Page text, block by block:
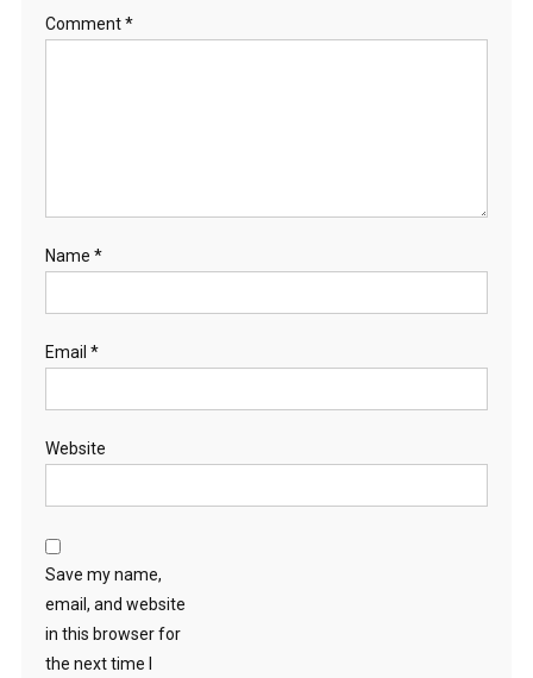
Comment*
Name *
Email *
Website
Save my name,
email, and website
in this browser for
the next time I